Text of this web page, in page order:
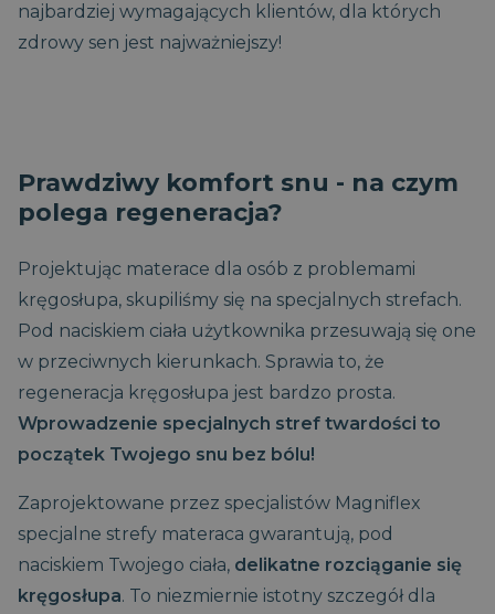
najbardziej wymagających klientów, dla których
zdrowy sen jest najważniejszy!
Prawdziwy komfort snu - na czym
polega regeneracja?
Projektując materace dla osób z problemami
kręgosłupa, skupiliśmy się na specjalnych strefach.
Pod naciskiem ciała użytkownika przesuwają się one
w przeciwnych kierunkach. Sprawia to, że
regeneracja kręgosłupa jest bardzo prosta.
Wprowadzenie specjalnych stref twardości to
początek Twojego snu bez bólu!
Zaprojektowane przez specjalistów Magniflex
specjalne strefy materaca gwarantują, pod
naciskiem Twojego ciała, delikatne rozciąganie się
kręgosłupa. To niezmiernie istotny szczegół dla